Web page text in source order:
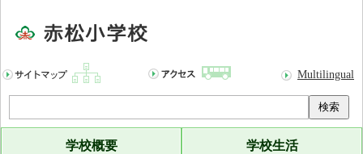
Multilingual
検索
学校概要 学校生活